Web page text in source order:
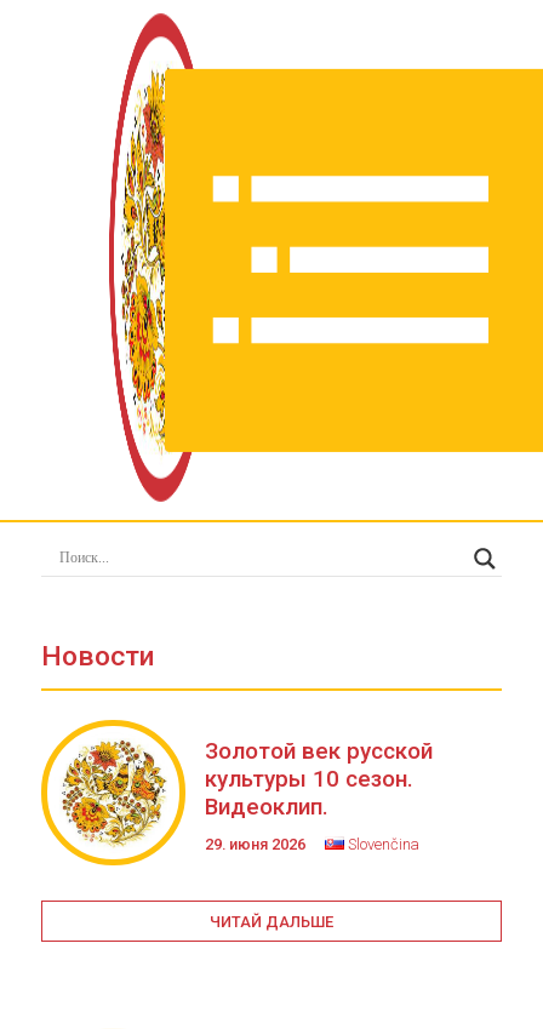
Новости
Золотой век русской
культуры 10 сезон.
Видеоклип.
29. июня 2026 Slovenčina
ЧИТАЙ ДАЛЬШЕ